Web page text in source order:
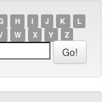
H I J K
L
W X Y Z